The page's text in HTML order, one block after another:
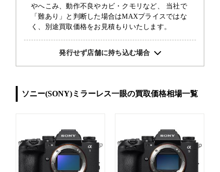
やへこみ、動作不良やカビ・クモリなど、 当社で
「難あり」と判断した場合はMAXプライスではな
く、別途買取価格をお見積もりいたします。
発行せず店舗に持ち込む場合
ソニー(SONY)ミラーレス一眼の買取価格相場一覧